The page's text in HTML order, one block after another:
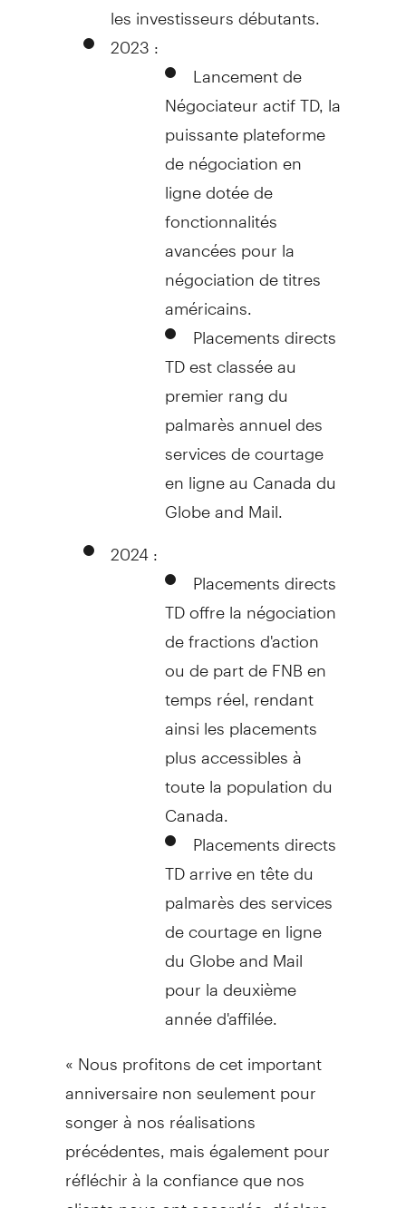
les investisseurs débutants.
2023 :
Lancement de
Négociateur actif TD, la
puissante plateforme
de négociation en
ligne dotée de
fonctionnalités
avancées pour la
négociation de titres
américains.
Placements directs
TD est classée au
premier rang du
palmarès annuel des
services de courtage
en ligne au Canadadu
Globe and Mail.
2024 :
Placements directs
TD offre la négociation
de fractions d'action
ou de part de FNB en
temps réel, rendant
ainsi les placements
plus accessibles à
toute la population du
Canada.
Placements directs
TD arrive en tête du
palmarès des services
de courtage en ligne
du Globe and Mail
pour la deuxième
année d'affilée.
« Nous profitons de cet important
anniversaire non seulement pour
songer à nos réalisations
précédentes, mais également pour
réfléchir à la confiance que nos